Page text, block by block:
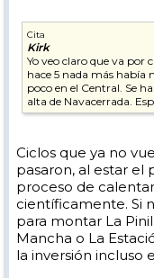
Cita
Kirk
Yo veo claro que va por
hace 5 nada más había
poco en el Central. Se
alta de Navacerrada.
Ciclos que ya no
pasaron, al estar
proceso de
científicamente. Si
para montar La
Mancha o La
la inversión incluso